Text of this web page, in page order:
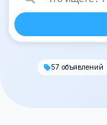
57 объявлений